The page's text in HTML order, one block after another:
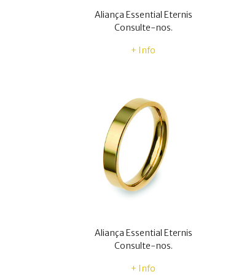
Aliança Essential Eternis
Consulte-nos.
+ Info
Aliança Essential Eternis
Consulte-nos.
+ Info